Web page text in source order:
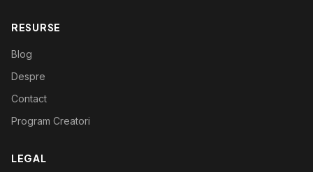
RESURSE
Blog
Despre
Contact
Program Creatori
LEGAL